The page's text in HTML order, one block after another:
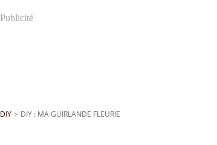
Publicité
DIY > DIY : MA GUIRLANDE FLEURIE